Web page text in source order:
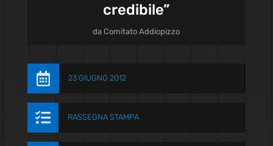
credibile”
daComitato Addiopizzo
 23 GIUGNO 2012
 RASSEGNA STAMPA